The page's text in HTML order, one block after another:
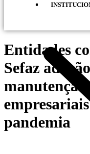
Entidades
Sefaz
pandemia